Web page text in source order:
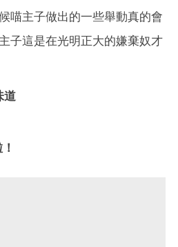
喵主子做出的一些舉動真的會
子這是在光明正大的嫌棄奴才
道